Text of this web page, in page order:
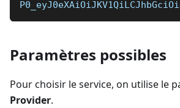
Paramètres possibles
Pour choisir le service, on utilise le
Provider.